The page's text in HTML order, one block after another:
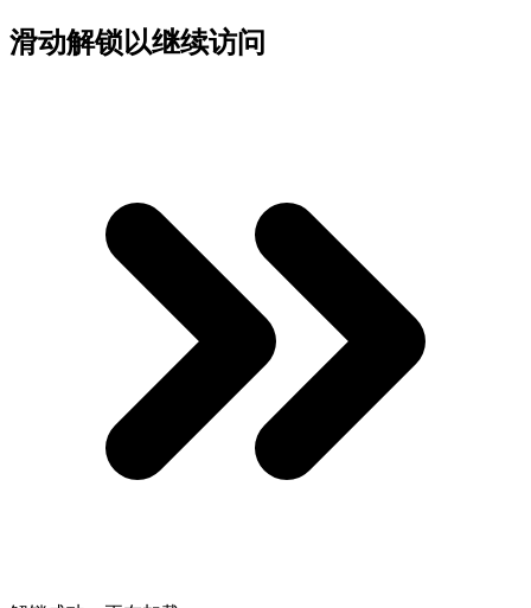
滑动解锁以继续访问